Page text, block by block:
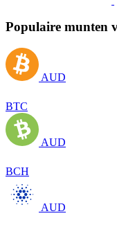
Populaire munten
AUD
BTC
AUD
BCH
AUD